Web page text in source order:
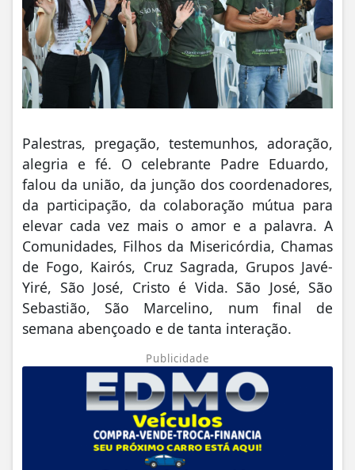
Palestras, pregação, testemunhos, adoração,
alegria e fé. O celebrante Padre Eduardo,
falou da união, da junção dos coordenadores,
da participação, da colaboração mútua para
elevar cada vez mais o amor e a palavra. A
Comunidades, Filhos da Misericórdia, Chamas
de Fogo, Kairós, Cruz Sagrada, Grupos Javé-
Yiré, São José, Cristo é Vida. São José, São
Sebastião, São Marcelino, num final de
semana abençoado e de tanta interação.
Publicidade